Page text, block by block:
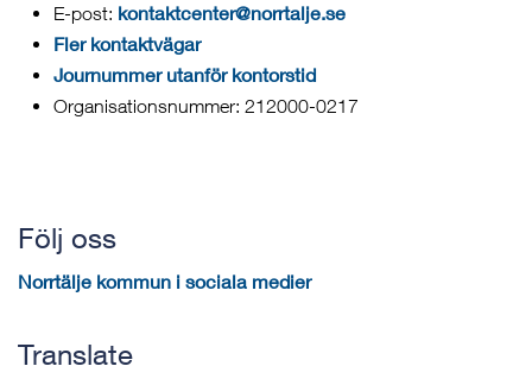
E-post: kontaktcenter@norrtalje.se
Fler kontaktvägar
Journummer utanför kontorstid
Organisationsnummer: 212000-0217
Följ oss
Norrtälje kommun i sociala medier
Translate